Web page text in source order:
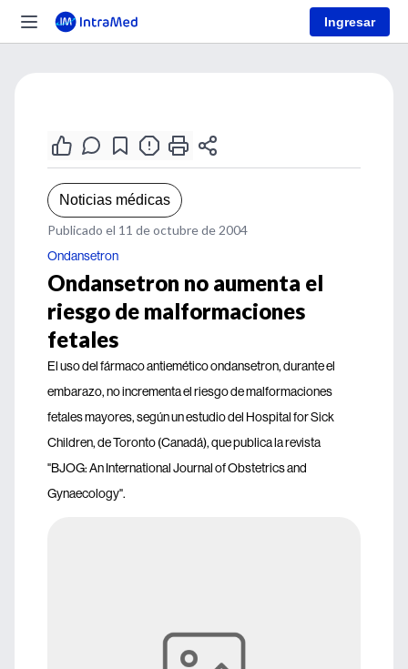
Ingresar
Noticias médicas
Publicado el 11 de octubre de 2004
Ondansetron
Ondansetron no aumenta el
riesgo de malformaciones
fetales
El uso del fármaco antiemético ondansetron, durante el
embarazo, no incrementa el riesgo de malformaciones
fetales mayores, según un estudio del Hospital for Sick
Children, de Toronto (Canadá), que publica la revista
"BJOG: An International Journal of Obstetrics and
Gynaecology".